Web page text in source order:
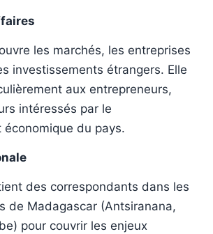
les marchés, les entreprises
investissements étrangers. Elle
aux entrepreneurs,
intéressés par le
économique du pays.
des correspondants dans les
de Madagascar (Antsiranana,
pour couvrir les enjeux